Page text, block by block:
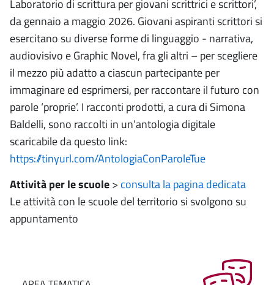
Laboratorio di scrittura per giovani scrittrici e scrittori’,
da gennaio a maggio 2026. Giovani aspiranti scrittori si
esercitano su diverse forme di linguaggio - narrativa,
audiovisivo e Graphic Novel, fra gli altri – per scegliere
il mezzo più adatto a ciascun partecipante per
immaginare ed esprimersi, per raccontare il futuro con
parole ‘proprie’. I racconti prodotti, a cura di Simona
Baldelli, sono raccolti in un’antologia digitale
scaricabile da questo link:
https://tinyurl.com/AntologiaConParoleTue
Attività per le scuole> consulta la pagina dedicata
Le attività con le scuole del territorio si svolgono su
appuntamento